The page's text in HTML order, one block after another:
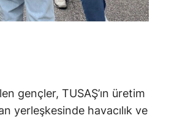
gençler, TUSAŞ’ın üretim
yerleşkesinde havacılık ve